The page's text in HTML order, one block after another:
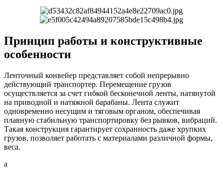
Принцип работы и конструктивные
особенности
Ленточный конвейер представляет собой непрерывно
действующий транспортер. Перемещение грузов
осуществляется за счет гибкой бесконечной ленты, натянутой
на приводной и натяжной барабаны. Лента служит
одновременно несущим и тяговым органом, обеспечивая
плавную стабильную транспортировку без рывков, вибраций.
Такая конструкция гарантирует сохранность даже хрупких
грузов, позволяет работать с материалами различной формы,
веса.
a